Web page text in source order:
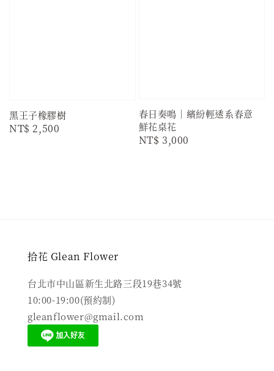
黑王子橡膠樹
Regular
NT$ 2,500
春日奏鳴｜繽紛輕透系春意
鮮花桌花
Regular
NT$ 3,000
拾花 Glean Flower
台北市中山區新生北路三段19巷34號
10:00-19:00(預約制)
gleanflower@gmail.com